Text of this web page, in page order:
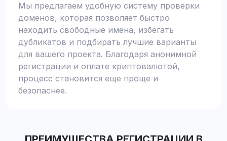
Мы предлагаем удобную систему проверки
доменов, которая позволяет быстро
находить свободные имена, избегать
дубликатов и подбирать лучшие варианты
для вашего проекта. Благодаря анонимной
регистрации и оплате криптовалютой,
процесс становится еще проще и
безопаснее.